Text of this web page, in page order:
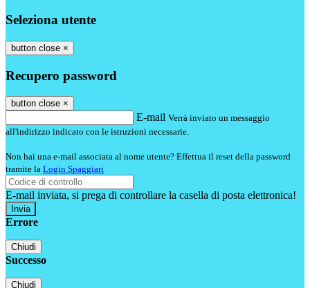
Seleziona utente
button close ×
Recupero password
button close ×
E-mail Verrà inviato un messaggio
all'indirizzo indicato con le istruzioni necessarie.
Non hai una e-mail associata al nome utente? Effettua il reset della password
tramite la Login Spaggiari
E-mail inviata, si prega di controllare la casella di posta elettronica!
Errore
Chiudi
Successo
Chiudi